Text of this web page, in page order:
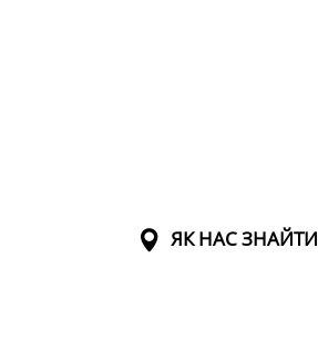
ЯК НАС ЗНАЙТИ